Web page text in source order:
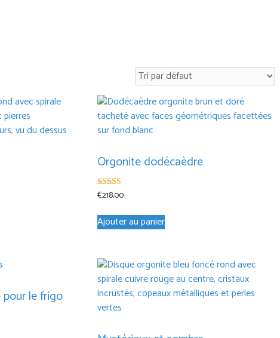
Orgonite dodécaèdre
4.89
sur 5
€218,00
Ajouter au panier
le frigo